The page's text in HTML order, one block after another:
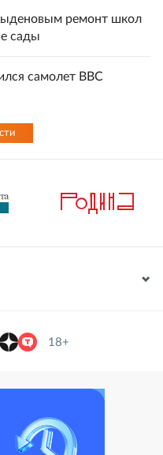
ремонт школ
сады
самолет ВВС
18+